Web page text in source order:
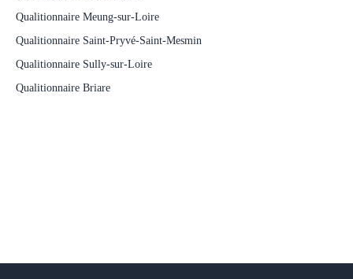
Qualitionnaire Meung-sur-Loire
Qualitionnaire Saint-Pryvé-Saint-Mesmin
Qualitionnaire Sully-sur-Loire
Qualitionnaire Briare